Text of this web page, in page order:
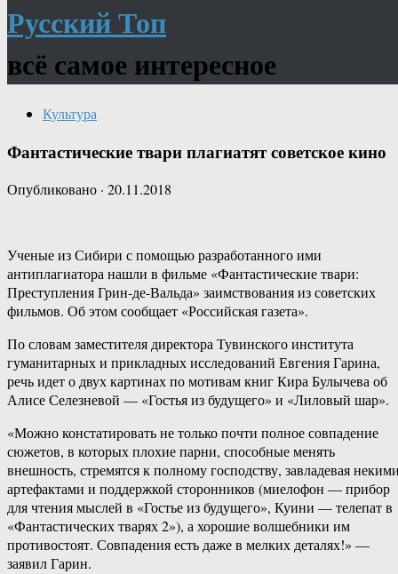
Русский Топ
всё самое интересное
Культура
Фантастические твари плагиатят советское кино
Опубликовано · 20.11.2018
Ученые из Сибири с помощью разработанного ими
антиплагиатора нашли в фильме «Фантастические твари:
Преступления Грин-де-Вальда» заимствования из советских
фильмов. Об этом сообщает «Российская газета».
По словам заместителя директора Тувинского института
гуманитарных и прикладных исследований Евгения Гарина,
речь идет о двух картинах по мотивам книг Кира Булычева об
Алисе Селезневой — «Гостья из будущего» и «Лиловый шар».
«Можно констатировать не только почти полное совпадение
сюжетов, в которых плохие парни, способные менять
внешность, стремятся к полному господству, завладевая
артефактами и поддержкой сторонников (миелофон — прибор
для чтения мыслей в «Гостье из будущего», Куини — телепат в
«Фантастических тварях 2»), а хорошие волшебники им
противостоят. Совпадения есть даже в мелких деталях!» —
заявил Гарин.